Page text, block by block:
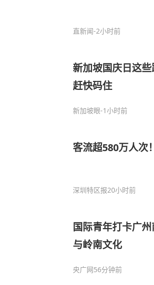
直新闻-2小时前
新加坡国庆日这
赶快码住
新加坡眼-1小时前
客流超580万人次
深圳特区报20小时前
国际青年打卡广
与岭南文化
央广网56分钟前